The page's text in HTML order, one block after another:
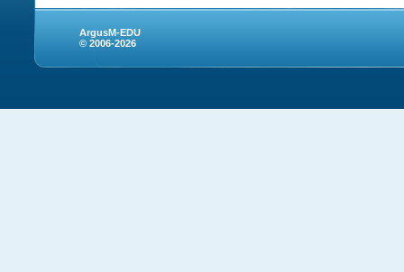
ArgusM-EDU
© 2006-2026